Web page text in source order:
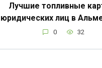
Лучшие топливные
юридических лиц в
0 32